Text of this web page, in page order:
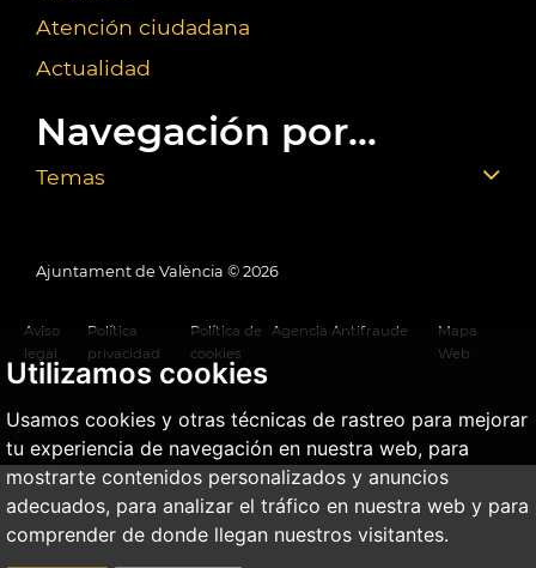
Utilizamos cookies
Usamos cookies y otras técnicas de rastreo para mejorar
tu experiencia de navegación en nuestra web, para
mostrarte contenidos personalizados y anuncios
adecuados, para analizar el tráfico en nuestra web y para
comprender de donde llegan nuestros visitantes.
Atención ciudadana
Actualidad
Navegación por...
Temas
Ajuntament de València © 2026
Aviso
legal
Política
privacidad
Política de
cookies
Agencia Antifraude
Mapa
Web